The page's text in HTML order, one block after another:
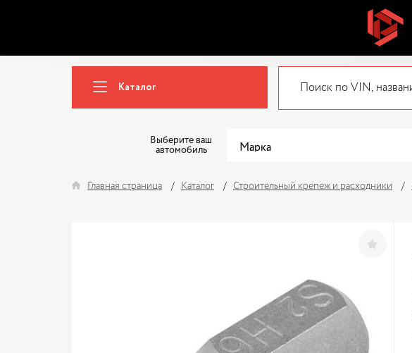
Каталог
Выберите ваш
автомобиль
Главная страница Каталог Строительный крепеж и расходники